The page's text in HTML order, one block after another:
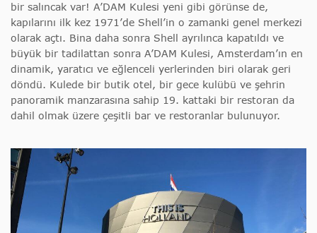
bir salıncak var! A’DAM Kulesi yeni gibi görünse de,
kapılarını ilk kez 1971’de Shell’in o zamanki genel merkezi
olarak açtı. Bina daha sonra Shell ayrılınca kapatıldı ve
büyük bir tadilattan sonra A’DAM Kulesi, Amsterdam’ın en
dinamik, yaratıcı ve eğlenceli yerlerinden biri olarak geri
döndü. Kulede bir butik otel, bir gece kulübü ve şehrin
panoramik manzarasına sahip 19. kattaki bir restoran da
dahil olmak üzere çeşitli bar ve restoranlar bulunuyor.